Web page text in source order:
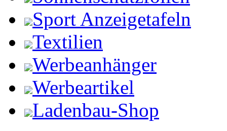
Sport Anzeigetafeln
Textilien
Werbeanhänger
Werbeartikel
Ladenbau-Shop